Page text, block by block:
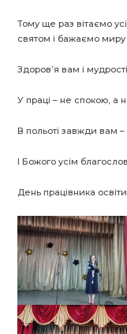
Тому ще раз вітаємо
святом і бажаємо миру
Здоров’я вам і
У праці – не спокою, а
В польоті завжди вам
І Божого усім
День працівника